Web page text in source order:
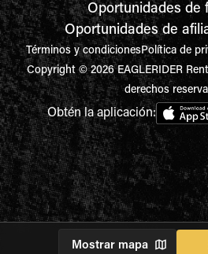
Mostrar mapa
Oportunidades de
Oportunidades de
Términos y condicionesPolítica de
Copyright © 2026 EAGLERIDER
derechos
Obtén la aplicación: